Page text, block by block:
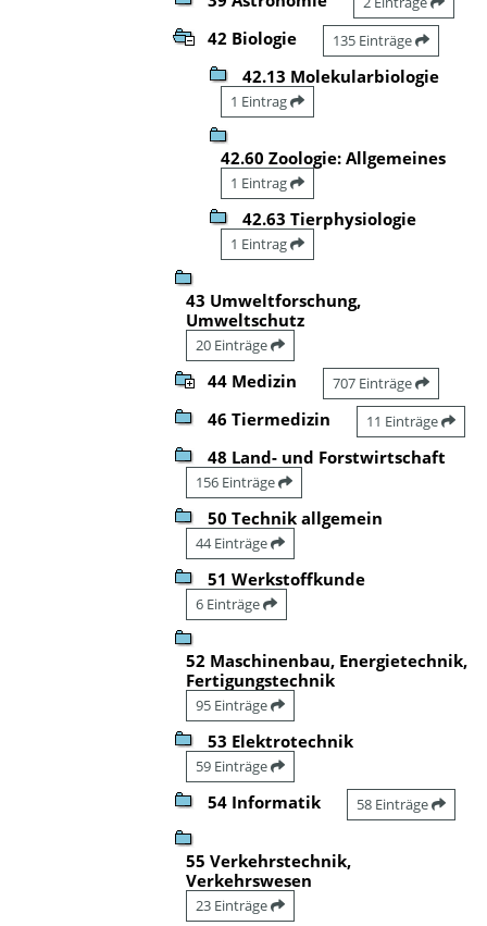
42 Biologie 135 Einträge
42.13 Molekularbiologie
1 Eintrag
42.60 Zoologie: Allgemeines
1 Eintrag
42.63 Tierphysiologie
1 Eintrag
43 Umweltforschung,
Umweltschutz
20 Einträge
44 Medizin 707 Einträge
46 Tiermedizin 11 Einträge
48 Land- und Forstwirtschaft
156 Einträge
50 Technik allgemein
44 Einträge
51 Werkstoffkunde
6 Einträge
52 Maschinenbau, Energietechnik,
Fertigungstechnik
95 Einträge
53 Elektrotechnik
59 Einträge
54 Informatik 58 Einträge
55 Verkehrstechnik,
Verkehrswesen
23 Einträge